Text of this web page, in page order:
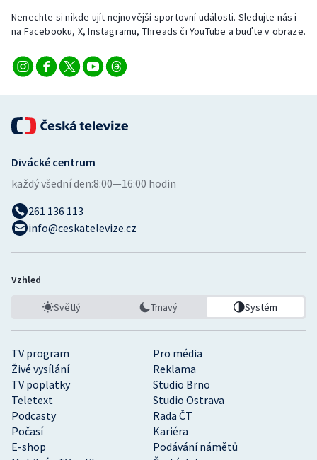
Nenechte si nikde ujít nejnovější sportovní události. Sledujte nás i
na Facebooku, X, Instagramu, Threads či YouTube a buďte v obraze.
TV program
Pro média
Živé vysílání
Reklama
TV poplatky
Studio Brno
Teletext
Studio Ostrava
Podcasty
Rada ČT
Počasí
Kariéra
E-shop
Podávání námětů
Divácké centrum
každý všední den:8:00—16:00 hodin
261 136 113
info@ceskatelevize.cz
Vzhled
Světlý Tmavý Systém